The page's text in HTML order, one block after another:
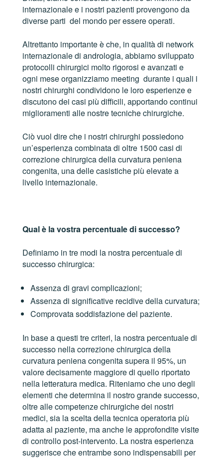
internazionale e i nostri pazienti provengono da
diverse parti del mondo per essere operati.
Altrettanto importante è che, in qualità di network
internazionale di andrologia, abbiamo sviluppato
protocolli chirurgici molto rigorosi e avanzati e
ogni mese organizziamo meeting durante i quali i
nostri chirurghi condividono le loro esperienze e
discutono dei casi più difficili, apportando continui
miglioramenti alle nostre tecniche chirurgiche.
Ciò vuol dire che i nostri chirurghi possiedono
un’esperienza combinata di oltre 1500 casi di
correzione chirurgica della curvatura peniena
congenita, una delle casistiche più elevate a
livello internazionale.
Qual è la vostra percentuale di successo?
Definiamo in tre modi la nostra percentuale di
successo chirurgica:
Assenza di gravi complicazioni;
Assenza di significative recidive della curvatura;
Comprovata soddisfazione del paziente.
In base a questi tre criteri, la nostra percentuale di
successo nella correzione chirurgica della
curvatura peniena congenita supera il 95%, un
valore decisamente maggiore di quello riportato
nella letteratura medica. Riteniamo che uno degli
elementi che determina il nostro grande successo,
oltre alle competenze chirurgiche dei nostri
medici, sia la scelta della tecnica operatoria più
adatta al paziente, ma anche le approfondite visite
di controllo post-intervento. La nostra esperienza
suggerisce che entrambe sono indispensabili per